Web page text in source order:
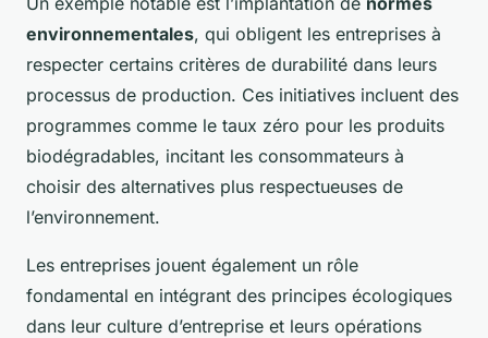
environnementales, qui obligent les entreprises à
respecter certains critères de durabilité dans leurs
processus de production. Ces initiatives incluent des
programmes comme le taux zéro pour les produits
biodégradables, incitant les consommateurs à
choisir des alternatives plus respectueuses de
l’environnement.
Les entreprises jouent également un rôle
fondamental en intégrant des principes écologiques
dans leur culture d’entreprise et leurs opérations